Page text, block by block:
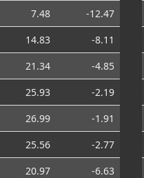
7.48
-12.47
14.83
-8.11
21.34
-4.85
25.93
-2.19
26.99
-1.91
25.56
-2.77
20.97
-6.63